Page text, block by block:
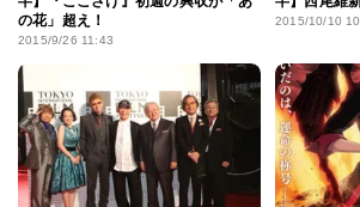
の花」超え！
2015/9/26 11:43
2015/10/10